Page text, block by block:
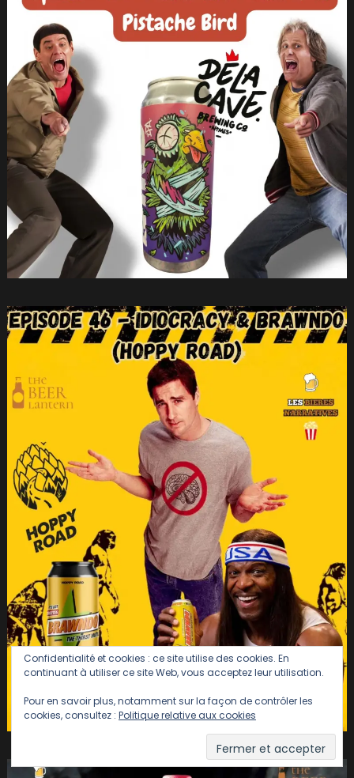
Confidentialité et cookies : ce site utilise des cookies. En
continuant à utiliser ce site Web, vous acceptez leur utilisation.
Pour en savoir plus, notamment sur la façon de contrôler les
cookies, consultez : Politique relative aux cookies